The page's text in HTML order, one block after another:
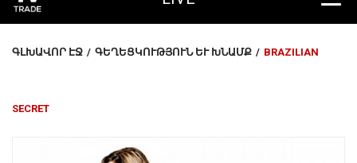
Խոհանոցային
ԳԼԽԱՎՈՐ ԷՋ / ԳԵՂԵՑԿՈՒԹՅՈՒՆ ԵՒ ԽՆԱՄՔ / BRAZILIAN
SECRET